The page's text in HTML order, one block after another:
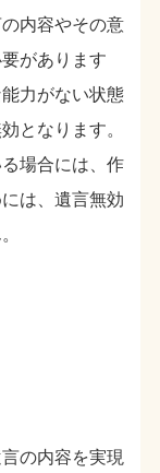
内容やその意
があります
力がない状態
となります。
場合には、作
は、遺言無効
の内容を実現